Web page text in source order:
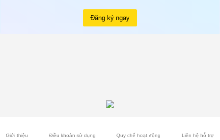
Đăng ký ngay
Giới thiệu Điều khoản sử dụng Quy chế hoạt động Liên hệ hỗ trợ